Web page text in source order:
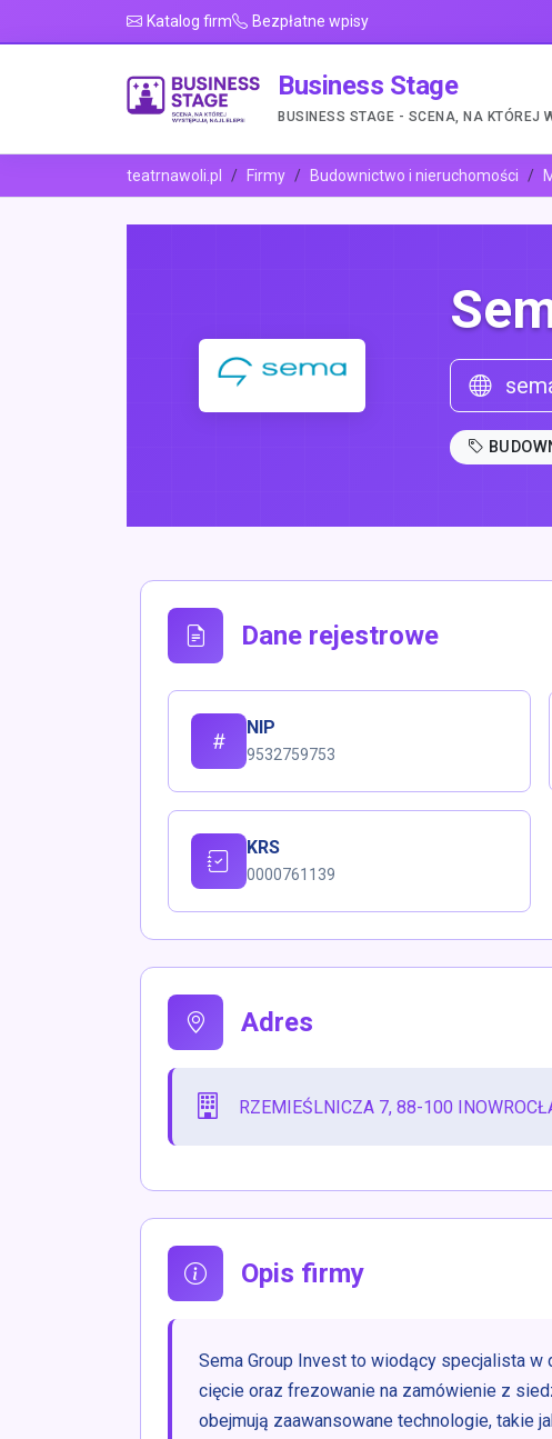
Katalog firm Bezpłatne wpisy
Business Stage
BUSINESS STAGE - SCENA, NA KTÓREJ
teatrnawoli.pl Firmy Budownictwo i nieruchomości
Dane rejestrowe
NIP
9532759753
KRS
0000761139
Adres
RZEMIEŚLNICZA 7, 88-100
Opis firmy
Sema Group Invest to wiodący specjalista w
cięcie oraz frezowanie na zamówienie z
obejmują zaawansowane technologie, takie